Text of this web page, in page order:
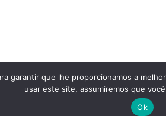
garantir que lhe proporcionamos a
usar este site, assumiremos que
Ok